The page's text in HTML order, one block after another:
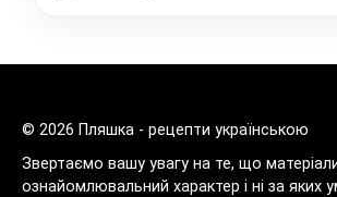
© 2026 Пляшка - рецепти українською
Звертаємо вашу увагу на те, що
ознайомлювальний характер і ні за яких